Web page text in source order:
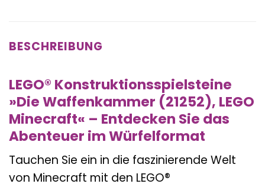
BESCHREIBUNG
LEGO® Konstruktionsspielsteine
»Die Waffenkammer (21252), LEGO
Minecraft« – Entdecken Sie das
Abenteuer im Würfelformat
Tauchen Sie ein in die faszinierende Welt
von Minecraft mit den LEGO®